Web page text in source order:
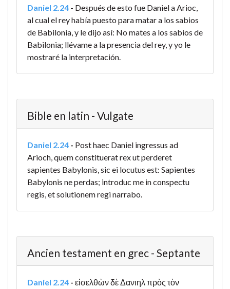
Daniel 2.24 - Después de esto fue Daniel a Arioc,
al cual el rey había puesto para matar a los sabios
de Babilonia, y le dijo así: No mates a los sabios de
Babilonia; llévame a la presencia del rey, y yo le
mostraré la interpretación.
Bible en latin - Vulgate
Daniel 2.24 - Post haec Daniel ingressus ad
Arioch, quem constituerat rex ut perderet
sapientes Babylonis, sic ei locutus est: Sapientes
Babylonis ne perdas; introduc me in conspectu
regis, et solutionem regi narrabo.
Ancien testament en grec - Septante
Daniel 2.24 - εἰσελθὼν δὲ Δανιηλ πρὸς τὸν